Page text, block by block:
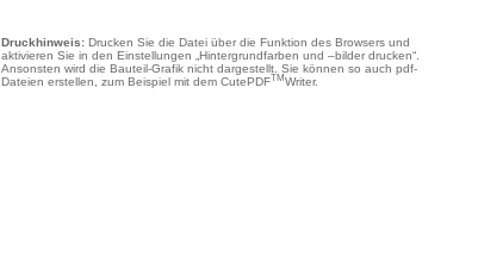
Druckhinweis: Drucken Sie die Datei über die Funktion des Browsers und
aktivieren Sie in den Einstellungen „Hintergrundfarben und –bilder drucken“.
Ansonsten wird die Bauteil-Grafik nicht dargestellt. Sie können so auch pdf-
Dateien erstellen, zum Beispiel mit dem CutePDFTMWriter.